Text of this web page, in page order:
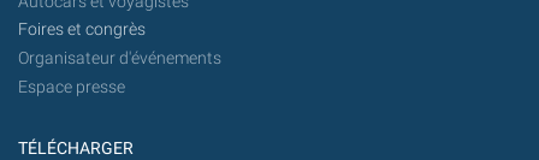
Foires et congrès
Organisateur d'événements
Espace presse
TÉLÉCHARGER